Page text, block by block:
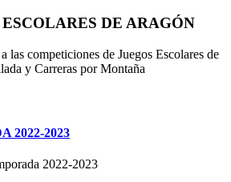
DE ARAGÓN
las competiciones de Juegos Escolares de
y Carreras por Montaña
2022-2023
2022-2023